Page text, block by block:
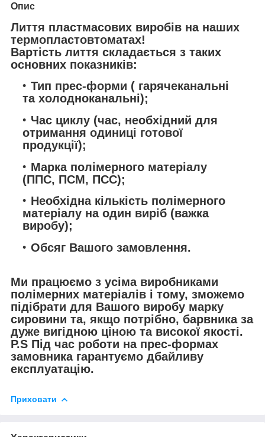
Опис
Лиття пластмасових виробів на наших
термопластовтоматах!
Вартість лиття складається з таких
основних показників:
Тип прес-форми ( гарячеканальні
та холодноканальні);
Час циклу (час, необхідний для
отримання одиниці готової
продукції);
Марка полімерного матеріалу
(ППС, ПСМ, ПСС);
Необхідна кількість полімерного
матеріалу на один виріб (важка
виробу);
Обсяг Вашого замовлення.
Ми працюємо з усіма виробниками
полімерних матеріалів і тому, зможемо
підібрати для Вашого виробу марку
сировини та, якщо потрібно, барвника за
дуже вигідною ціною та високої якості.
Р.S Під час роботи на прес-формах
замовника гарантуємо дбайливу
експлуатацію.
Приховати